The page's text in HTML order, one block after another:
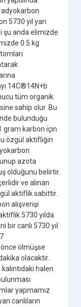
5730 yıl yarı
şu anda elimizde
0.5 kg
14C®14N+b
tüm organik
sahip olur. Bu
bulunduğu
gram karbon için
özgül aktifliğin
azota
olduğunu belirtir.
ve alınan
aktiflik sabittir.
alışverişi
5730 yılda
bir canlı 5730 yıl
ölmüşse
olacaktır.
halen
yapmamız
canlıların